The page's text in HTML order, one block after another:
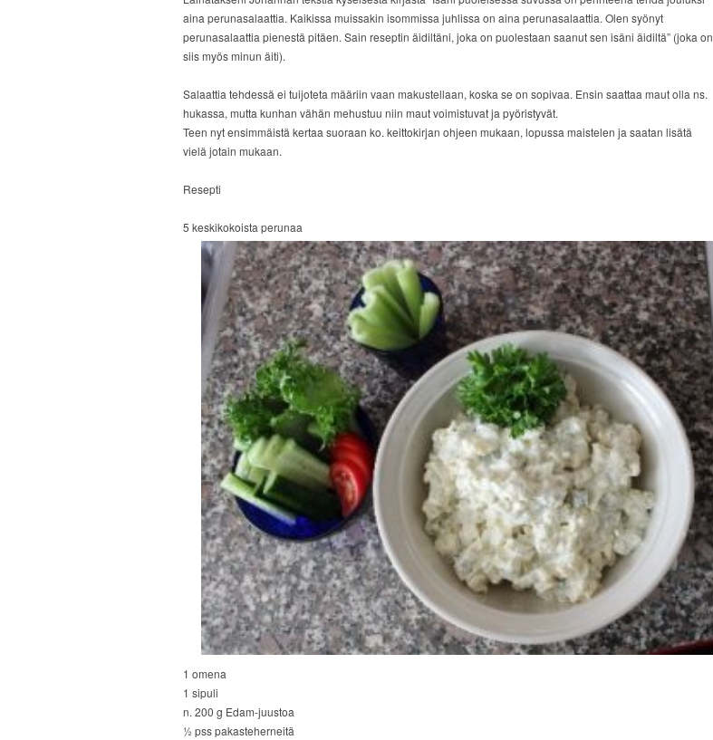
aina perunasalaattia. Kaikissa muissakin isommissa juhlissa on aina perunasalaattia. Olen syönyt
perunasalaattia pienestä pitäen. Sain reseptin äidiltäni, joka on puolestaan saanut sen isäni äidiltä” (joka on
siis myös minun äiti).
Salaattia tehdessä ei tuijoteta määriin vaan makustellaan, koska se on sopivaa. Ensin saattaa maut olla ns.
hukassa, mutta kunhan vähän mehustuu niin maut voimistuvat ja pyöristyvät.
Teen nyt ensimmäistä kertaa suoraan ko. keittokirjan ohjeen mukaan, lopussa maistelen ja saatan lisätä
vielä jotain mukaan.
Resepti
5 keskikokoista perunaa
1 omena
1 sipuli
n. 200 g Edam-juustoa
½ pss pakasteherneitä